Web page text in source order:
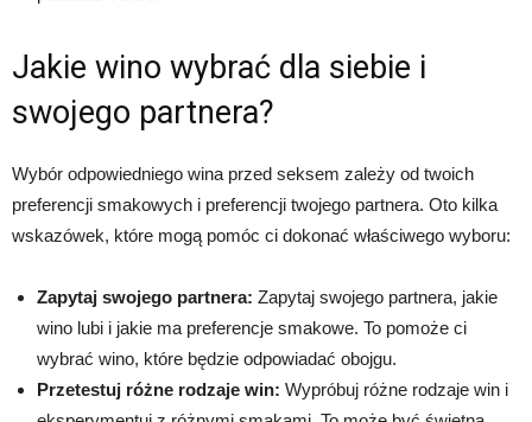
Jakie wino wybrać dla siebie i
swojego partnera?
Wybór odpowiedniego wina przed seksem zależy od twoich
preferencji smakowych i preferencji twojego partnera. Oto kilka
wskazówek, które mogą pomóc ci dokonać właściwego wyboru:
Zapytaj swojego partnera: Zapytaj swojego partnera, jakie
wino lubi i jakie ma preferencje smakowe. To pomoże ci
wybrać wino, które będzie odpowiadać obojgu.
Przetestuj różne rodzaje win: Wypróbuj różne rodzaje win i